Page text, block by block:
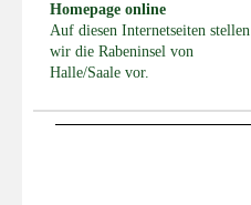
Homepage online
Auf diesen Internetseiten stellen
wir die Rabeninsel von
Halle/Saale vor.